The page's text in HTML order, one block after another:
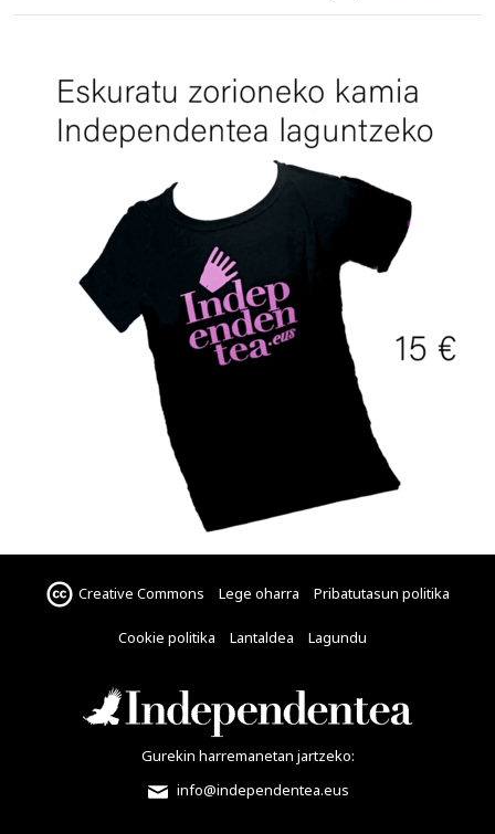
Creative Commons Lege oharra Pribatutasun politika
Cookie politika Lantaldea Lagundu
Gurekin harremanetan jartzeko:
info@independentea.eus